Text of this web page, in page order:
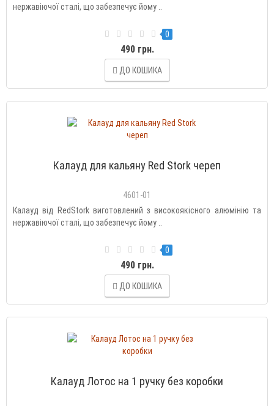
нержавіючої сталі, що забезпечує йому ..
0
490 грн.
ДО КОШИКА
Калауд для кальяну Red Stork череп
4601-01
Калауд від RedStork виготовлений з високоякісного алюмінію та
нержавіючої сталі, що забезпечує йому ..
0
490 грн.
ДО КОШИКА
Калауд Лотос на 1 ручку без коробки